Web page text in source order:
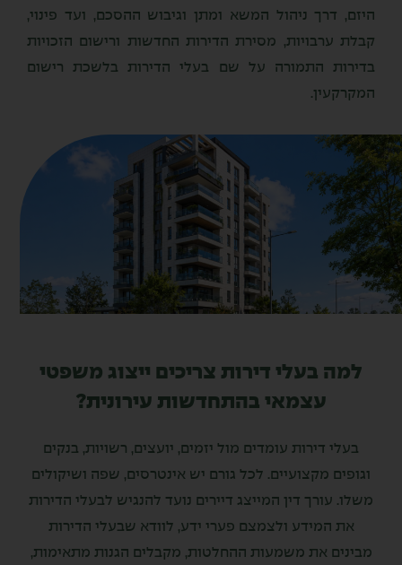
היזם, דרך ניהול המשא ומתן וגיבוש ההסכם, ועד פינוי,
קבלת ערבויות, מסירת הדירות החדשות ורישום הזכויות
בדירות התמורה על שם בעלי הדירות בלשכת רישום
המקרקעין.
למה בעלי דירות צריכים ייצוג משפטי
עצמאי בהתחדשות עירונית?
בעלי דירות עומדים מול יזמים, יועצים, רשויות, בנקים
וגופים מקצועיים. לכל גורם יש אינטרסים, שפה ושיקולים
משלו. עורך דין המייצג דיירים נועד להנגיש לבעלי הדירות
את המידע ולצמצם פערי ידע, לוודא שבעלי הדירות
מבינים את משמעות ההחלטות, מקבלים הגנות מתאימות,